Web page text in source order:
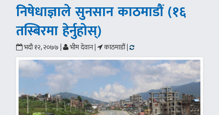
निषेधाज्ञाले सुनसान काठमाडौं (१६
तस्बिरमा हेर्नुहोस्)
भदौ १२, २०७७ | भीम देवान | काठमाडौं |